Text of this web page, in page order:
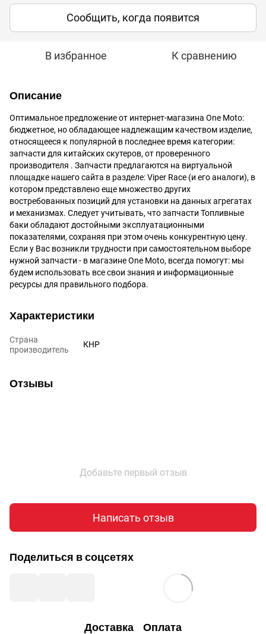
Сообщить, когда появится
В избранное К сравнению
Описание
Оптимальное предложение от интернет-магазина One Moto:
бюджетное, но обладающее надлежащим качеством изделие,
относящееся к популярной в последнее время категории:
запчасти для китайских скутеров, от проверенного
производителя . Запчасти предлагаются на виртуальной
площадке нашего сайта в разделе: Viper Race (и его аналоги), в
котором представлено еще множество других
востребованных позиций для установки на данных агрегатах
и механизмах. Следует учитывать, что запчасти Топливные
баки обладают достойными эксплуатационными
показателями, сохраняя при этом очень конкурентную цену.
Если у Вас возникли трудности при самостоятельном выборе
нужной запчасти - в магазине One Moto, всегда помогут: мы
будем использовать все свои знания и информационные
ресурсы для правильного подбора.
Характеристики
Страна
производитель
КНР
Отзывы
Добавьте первый отзыв
Написать отзыв
Поделиться в соцсетях
Доставка Оплата